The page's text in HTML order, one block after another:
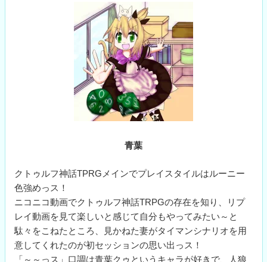
青葉
クトゥルフ神話TPRGメインでプレイスタイルはルーニー
色強めっス！
ニコニコ動画でクトゥルフ神話TRPGの存在を知り、リプ
レイ動画を見て楽しいと感じて自分もやってみたい～と
駄々をこねたところ、見かねた妻がタイマンシナリオを用
意してくれたのが初セッションの思い出っス！
「～～っス」口調は青葉クゥというキャラが好きで、人狼